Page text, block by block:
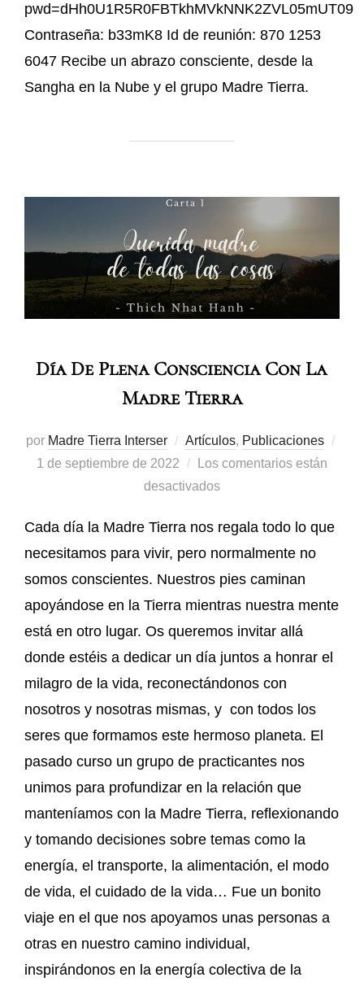
pwd=dHh0U1R5R0FBTkhMVkNNK2ZVL05mUT09
Contraseña: b33mK8 Id de reunión: 870 1253
6047 Recibe un abrazo consciente, desde la
Sangha en la Nube y el grupo Madre Tierra.
Día De Plena Consciencia Con La
Madre Tierra
por Madre Tierra Interser Artículos, Publicaciones
1 de septiembre de 2022
Los comentarios están
desactivados
Cada día la Madre Tierra nos regala todo lo que
necesitamos para vivir, pero normalmente no
somos conscientes. Nuestros pies caminan
apoyándose en la Tierra mientras nuestra mente
está en otro lugar. Os queremos invitar allá
donde estéis a dedicar un día juntos a honrar el
milagro de la vida, reconectándonos con
nosotros y nosotras mismas, y con todos los
seres que formamos este hermoso planeta. El
pasado curso un grupo de practicantes nos
unimos para profundizar en la relación que
manteníamos con la Madre Tierra, reflexionando
y tomando decisiones sobre temas como la
energía, el transporte, la alimentación, el modo
de vida, el cuidado de la vida… Fue un bonito
viaje en el que nos apoyamos unas personas a
otras en nuestro camino individual,
inspirándonos en la energía colectiva de la